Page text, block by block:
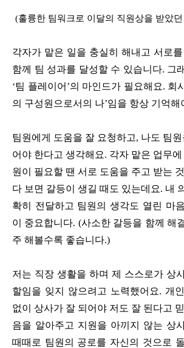
(훌륭한 팀워크로 이달의 직원상을 받았
각자가 맡은 일을 충실히 해내고 서로
함께 팀 성과를 달성할 수 있습니다. 그
‘팀 플레이어’의 마인드가 필요해요. 회
의 구성원으로서의 나’임을 항상 기억해
팀원에게 도움을 잘 요청하고, 나도 팀
어야 한다고 생각해요. 각자 맡은 업무에
원이 필요할 땐 서로 도움을 주고 받는
다 보면 갈등이 생길 때도 있는데요. 내
확히 전달하고 팀원의 생각도 열린 마
이 중요합니다. (사소한 갈등을 함께 해
주 해볼수록 좋습니다.)
저는 직장 생활을 하며 제 스스로가 상
할임을 잊지 않으려고 노력했어요. 개
없이 상사가 잘 되어야 저도 잘 된다고
음을 알아주고 지원을 아끼지 않는 상
때때로 팀원의 공로를 자신의 것으로